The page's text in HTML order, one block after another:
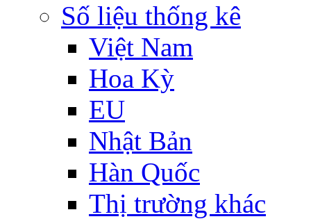
Số liệu thống kê
Việt Nam
Hoa Kỳ
EU
Nhật Bản
Hàn Quốc
Thị trường khác